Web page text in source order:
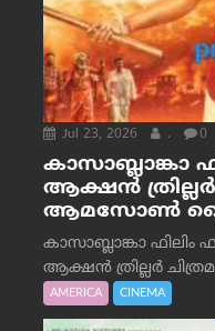
Jul 23, 2026 . 0
കാസാബ്ലാങ്കാ
ആക്ഷൻ
ആമസോൺ
കാസാബ്ലാങ്കാ
ആക്ഷൻ ത്രില്ലർ
AMERICA CINEMA